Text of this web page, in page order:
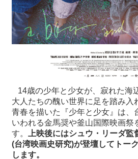
14歳の少年と少女が、寂れた海
大人たちの醜い世界に足を踏み入
青春を描いた『少年と少女』は、
いわれる金馬奨や釜山国際映画祭
す。
上映後にはシュウ・リーダ
(台湾映画史研究)が登壇してトー
します。